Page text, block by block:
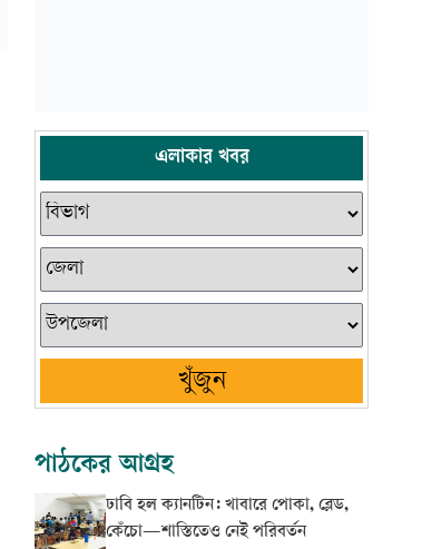
এলাকার খবর
খুঁজুন
পাঠকের আগ্রহ
ঢাবি হল ক্যানটিন: খাবারে পোকা, ব্লেড,
কেঁচো—শাস্তিতেও নেই পরিবর্তন